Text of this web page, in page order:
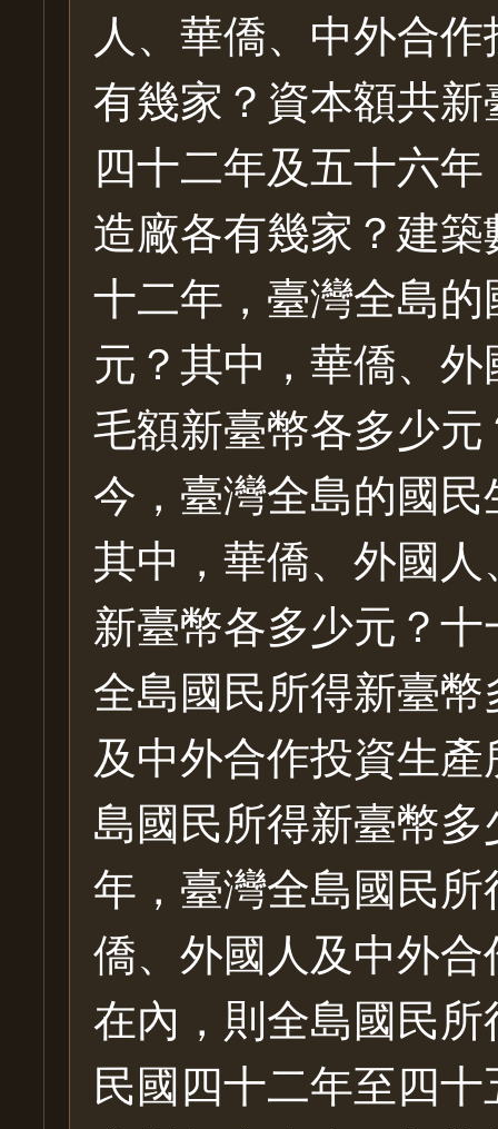
人、華僑、中外合
有幾家？資本額共
四十二年及五十六
造廠各有幾家？建
十二年，臺灣全島
元？其中，華僑、
毛額新臺幣各多少
今，臺灣全島的國
其中，華僑、外國
新臺幣各多少元？
全島國民所得新臺
及中外合作投資生
島國民所得新臺幣
年，臺灣全島國民
僑、外國人及中外
在內，則全島國民
民國四十二年至四